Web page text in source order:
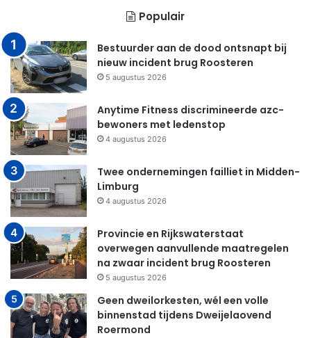
Populair
Bestuurder aan de dood ontsnapt bij
nieuw incident brug Roosteren
5 augustus 2026
Anytime Fitness discrimineerde azc-
bewoners met ledenstop
4 augustus 2026
Twee ondernemingen failliet in Midden-
Limburg
4 augustus 2026
Provincie en Rijkswaterstaat
overwegen aanvullende maatregelen
na zwaar incident brug Roosteren
5 augustus 2026
Geen dweilorkesten, wél een volle
binnenstad tijdens Dweijelaovend
Roermond